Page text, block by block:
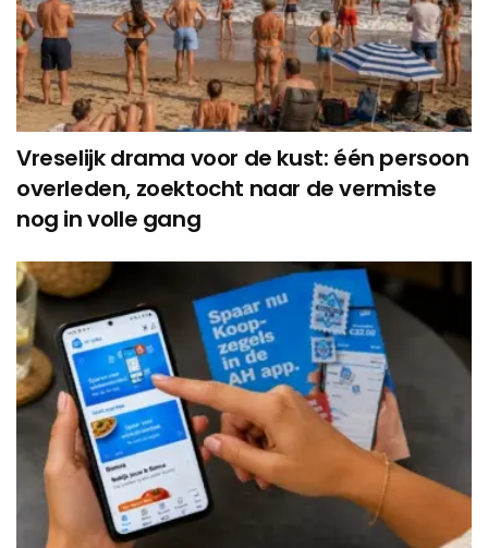
Vreselijk drama voor de kust: één persoon
overleden, zoektocht naar de vermiste
nog in volle gang